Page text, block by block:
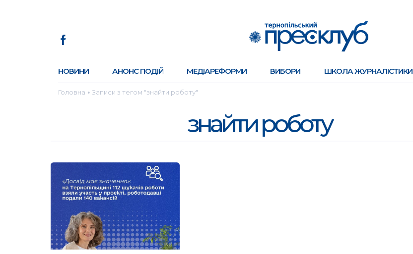
НОВИНИ АНОНС ПОДІЙ МЕДІАРЕФОРМИ ВИБОРИ ШКОЛА ЖУРНАЛІСТИКИ
Головна ● Записи з тегом "знайти роботу"
знайти роботу